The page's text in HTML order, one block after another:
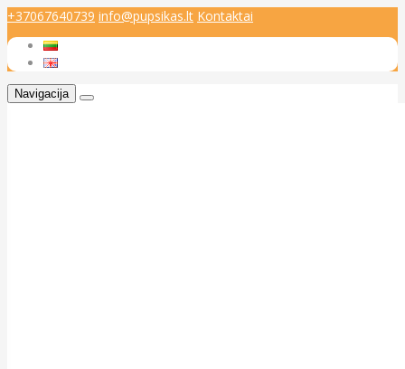
+37067640739 info@pupsikas.lt Kontaktai
Navigacija